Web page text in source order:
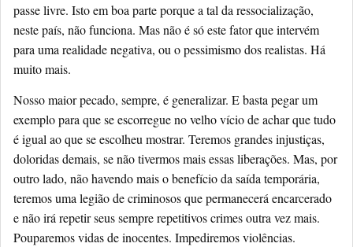
passe livre. Isto em boa parte porque a tal da ressocialização,
neste país, não funciona. Mas não é só este fator que intervém
para uma realidade negativa, ou o pessimismo dos realistas. Há
muito mais.
Nosso maior pecado, sempre, é generalizar. E basta pegar um
exemplo para que se escorregue no velho vício de achar que tudo
é igual ao que se escolheu mostrar. Teremos grandes injustiças,
doloridas demais, se não tivermos mais essas liberações. Mas, por
outro lado, não havendo mais o benefício da saída temporária,
teremos uma legião de criminosos que permanecerá encarcerado
e não irá repetir seus sempre repetitivos crimes outra vez mais.
Pouparemos vidas de inocentes. Impediremos violências.